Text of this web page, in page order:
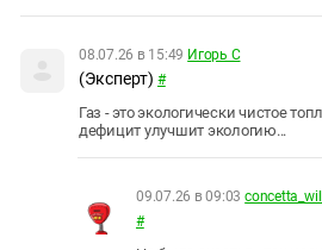
08.07.26 в 15:49 Игорь С
(Эксперт) #
Газ - это экологически чистое
дефицит улучшит экологию...
09.07.26 в 09:03
#